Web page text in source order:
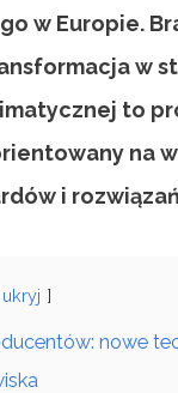
w Europie.
w
to
na
i
ukryj
nowe